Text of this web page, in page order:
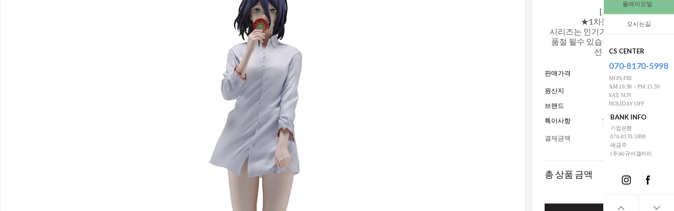
플레이모빌
오시는길
CS CENTER
070-8170-5998
MON-FRI
AM 10:30 ~ PM 15:30
SAT, SUN
HOLIDAY OFF
BANK INFO
기업은행
070-8170-5998
예금주
(주)피규어갤러리
[2027년1분기_입고
★1차분예약]★★이치방
시리즈는 인기가 높은 캐릭터라 입
품절 될수 있습니다★★지금바로
선주문 부탁드립니
판매가격 125,000
원산지
브랜드
특이사항 15세이상사용_전시수집
결제금액
총 상품 금액